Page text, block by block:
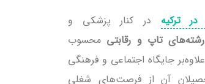
ترکیه در کنار پزشکی و
رشته‌های تاپ و رقابتی محسوب
جایگاه اجتماعی و فرهنگی
آن از فرصت‌های شغلی